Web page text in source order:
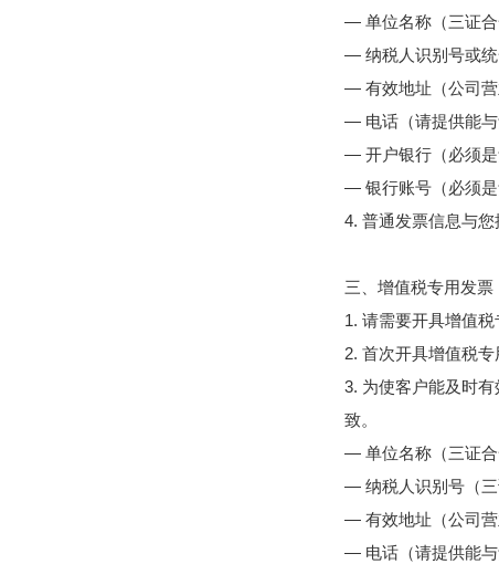
— 单位名称（三证合
— 纳税人识别号或统
— 有效地址（公司营
— 电话（请提供能与
— 开户银行（必须是
— 银行账号（必须是
4. 普通发票信息与您
三、增值税专用发票
1. 请需要开具增值税
2. 首次开具增值税
3. 为使客户能及时
致。
— 单位名称（三证合
— 纳税人识别号（三
— 有效地址（公司营
— 电话（请提供能与